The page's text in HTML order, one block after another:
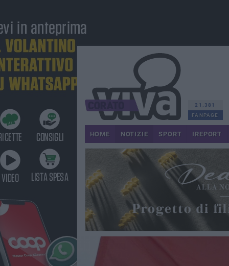
21.381
FANPAGE
HOME NOTIZIE SPORT IREPORT